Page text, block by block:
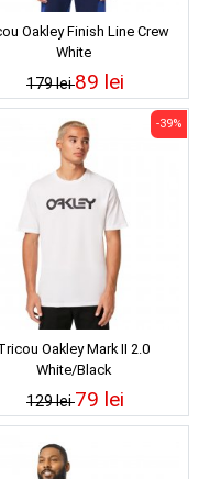
Oakley Finish Line Crew
White
179 lei89 lei
Oakley Mark II 2.0
White/Black
129 lei
-39%
79 lei